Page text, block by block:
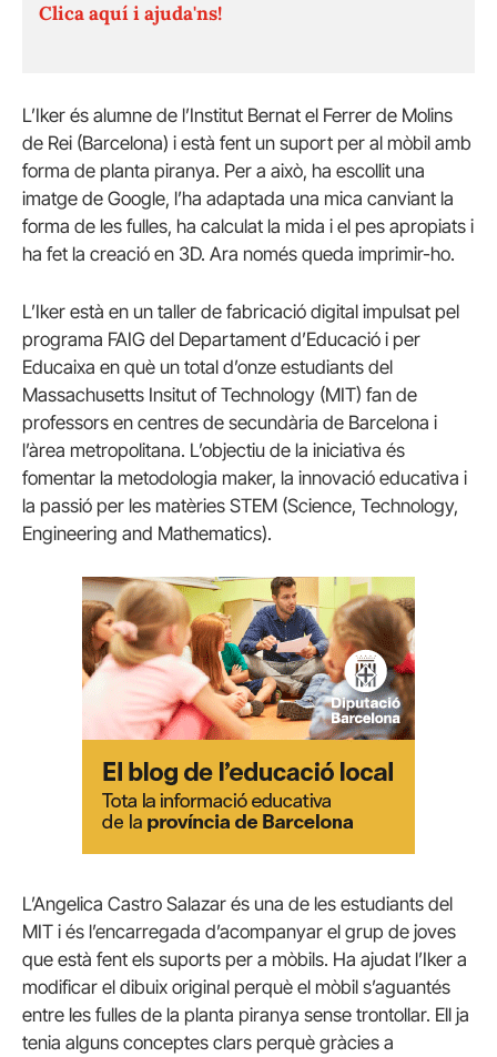
Clica aquí i ajuda'ns!
L’Iker és alumne de l’Institut Bernat el Ferrer de Molins
de Rei (Barcelona) i està fent un suport per al mòbil amb
forma de planta piranya. Per a això, ha escollit una
imatge de Google, l’ha adaptada una mica canviant la
forma de les fulles, ha calculat la mida i el pes apropiats i
ha fet la creació en 3D. Ara només queda imprimir-ho.
L’Iker està en un taller de fabricació digital impulsat pel
programa FAIG del Departament d’Educació i per
Educaixa en què un total d’onze estudiants del
Massachusetts Insitut of Technology (MIT) fan de
professors en centres de secundària de Barcelona i
l’àrea metropolitana. L’objectiu de la iniciativa és
fomentar la metodologia maker, la innovació educativa i
la passió per les matèries STEM (Science, Technology,
Engineering and Mathematics).
L’Angelica Castro Salazar és una de les estudiants del
MIT i és l’encarregada d’acompanyar el grup de joves
que està fent els suports per a mòbils. Ha ajudat l’Iker a
modificar el dibuix original perquè el mòbil s’aguantés
entre les fulles de la planta piranya sense trontollar. Ell ja
tenia alguns conceptes clars perquè gràcies a